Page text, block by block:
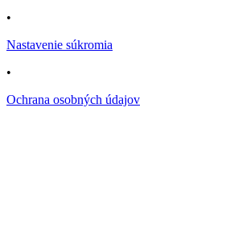
•
Nastavenie súkromia
•
Ochrana osobných údajov